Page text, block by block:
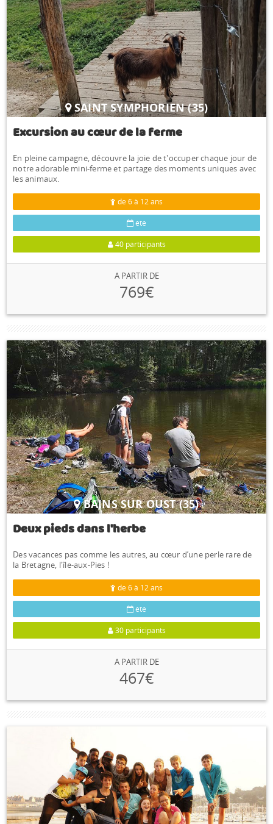
SAINT SYMPHORIEN (35)
Excursion au cœur de la ferme
En pleine campagne, découvre la joie de t'occuper chaque jour de
notre adorable mini-ferme et partage des moments uniques avec
les animaux.
de 6 à 12 ans
été
40 participants
A PARTIR DE
769€
BAINS SUR OUST (35)
Deux pieds dans l'herbe
Des vacances pas comme les autres, au cœur d’une perle rare de
la Bretagne, l'île-aux-Pies !
de 6 à 12 ans
été
30 participants
A PARTIR DE
467€